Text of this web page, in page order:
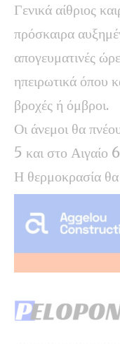
Γενικά αίθριος
πρόσκαιρα
απογευματινές
ηπειρωτικά όπου
βροχές ή όμβροι.
Οι άνεμοι θα
5 και στο Αιγαίο
Η θερμοκρασία